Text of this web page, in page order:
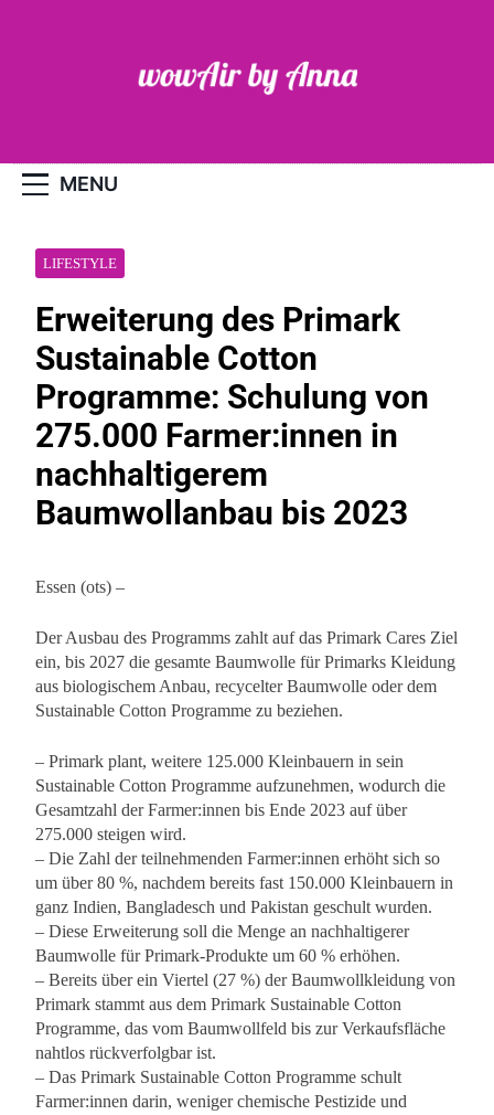
MENU
LIFESTYLE
Erweiterung des Primark
Sustainable Cotton
Programme: Schulung von
275.000 Farmer:innen in
nachhaltigerem
Baumwollanbau bis 2023
Essen (ots) –
Der Ausbau des Programms zahlt auf das Primark Cares Ziel
ein, bis 2027 die gesamte Baumwolle für Primarks Kleidung
aus biologischem Anbau, recycelter Baumwolle oder dem
Sustainable Cotton Programme zu beziehen.
– Primark plant, weitere 125.000 Kleinbauern in sein
Sustainable Cotton Programme aufzunehmen, wodurch die
Gesamtzahl der Farmer:innen bis Ende 2023 auf über
275.000 steigen wird.
– Die Zahl der teilnehmenden Farmer:innen erhöht sich so
um über 80 %, nachdem bereits fast 150.000 Kleinbauern in
ganz Indien, Bangladesch und Pakistan geschult wurden.
– Diese Erweiterung soll die Menge an nachhaltigerer
Baumwolle für Primark-Produkte um 60 % erhöhen.
– Bereits über ein Viertel (27 %) der Baumwollkleidung von
Primark stammt aus dem Primark Sustainable Cotton
Programme, das vom Baumwollfeld bis zur Verkaufsfläche
nahtlos rückverfolgbar ist.
– Das Primark Sustainable Cotton Programme schult
Farmer:innen darin, weniger chemische Pestizide und